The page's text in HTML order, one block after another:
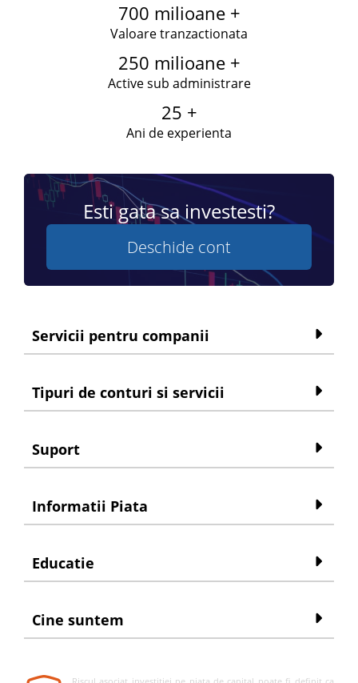
700 milioane +
Valoare tranzactionata
250 milioane +
Active sub administrare
25 +
Ani de experienta
Esti gata sa investesti?
Deschide cont
Servicii pentru companii
Tipuri de conturi si servicii
Suport
Informatii Piata
Educatie
Cine suntem